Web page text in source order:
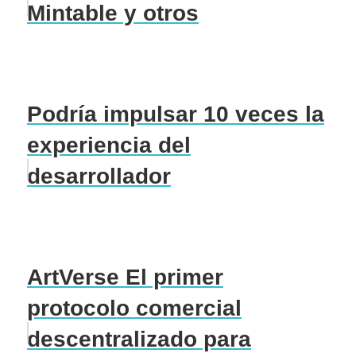
Mintable y otros
Podría impulsar 10 veces la
experiencia del
desarrollador
ArtVerse El primer
protocolo comercial
descentralizado para